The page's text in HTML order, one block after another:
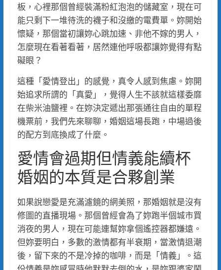
板，心裡那個曾經裝滿粉紅泡泡的儲藏室，現在可
能只剩下一堆待洗的襪子和沒繳的電費單。妳開始
懷疑，那個當初讓妳心跳加速、非他不嫁的男人，
怎麼現在看著看著，居然連他呼吸都讓妳覺得有點
礙眼？
這種「愛情登出」的感覺，真令人感到焦慮。妳開
始追求所謂的「真愛」，覺得人生不該就這樣委靡
在柴米油鹽裡。在妳決定遞出那張通往自由的單程
機票前，我們先來聊聊，婚姻這場長跑，中場過後
的配方到底換成了什麼。
愛情會過期但情義能續杯
婚姻的本質是合夥創業
如果說戀愛是充滿濾鏡的網美照，那婚姻就是沒有
修圖的直播現場。那個曾經會為了妳跑半個城市買
消夜的男人，現在可能連幫妳拿個遙控器都嫌遠。
但妳要明白，多數的激情都有半衰期，當激情退潮
後，留下來的不是冷掉的咖啡，而是「情義」。這